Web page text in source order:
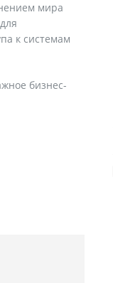
мира
к системам
бизнес-